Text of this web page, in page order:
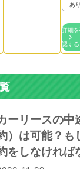
あり
詳細
認する
ーリースの中
）は可能？も
をしなければ